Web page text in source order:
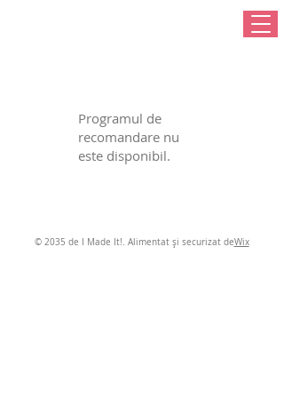
Programul de
recomandare nu
este disponibil.
© 2035 de I Made It!. Alimentat și securizat deWix